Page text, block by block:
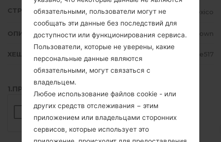
СТРАНА Mexico
ОПИСАНИЕ Unknown
ХЕШ b1dce05952796e1d2eb9f1d2ca98e517
1.ПРОВЕРИТЬ НАЛИЧИЕ RECAPTCHA
обязательными, пользователи могут не
сообщать эти данные без последствий для
доступности или функционирования сервиса.
Пользователи, которые не уверены, какие
персональные данные являются
обязательными, могут связаться с
владельцем.
Любое использование файлов cookie - или
других средств отслеживания − этим
приложением или владельцами сторонних
сервисов, которые использует это